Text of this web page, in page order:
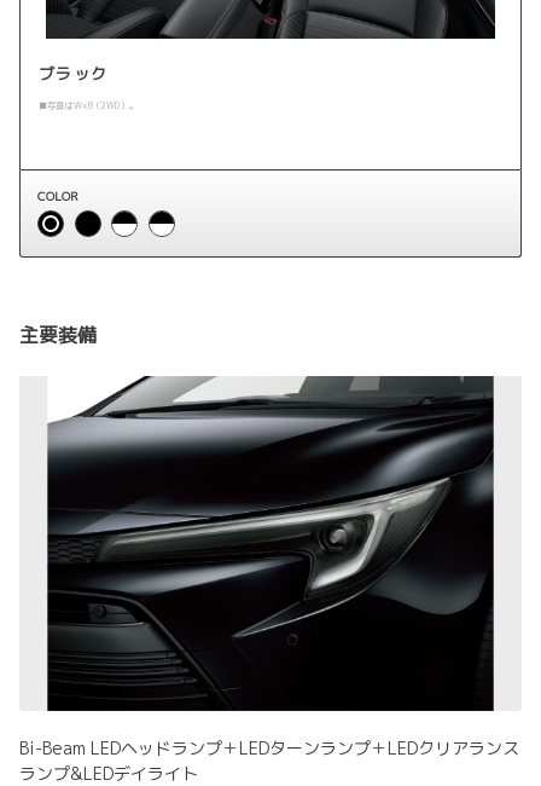
ブラック
■写真はW×B（2WD）。
COLOR
主要装備
Bi-Beam LEDヘッドランプ＋LEDターンランプ＋LEDクリアランス
ランプ&LEDデイライト